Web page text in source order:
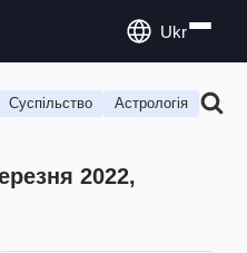
Ukr
Суспільство Астрологія
2022,